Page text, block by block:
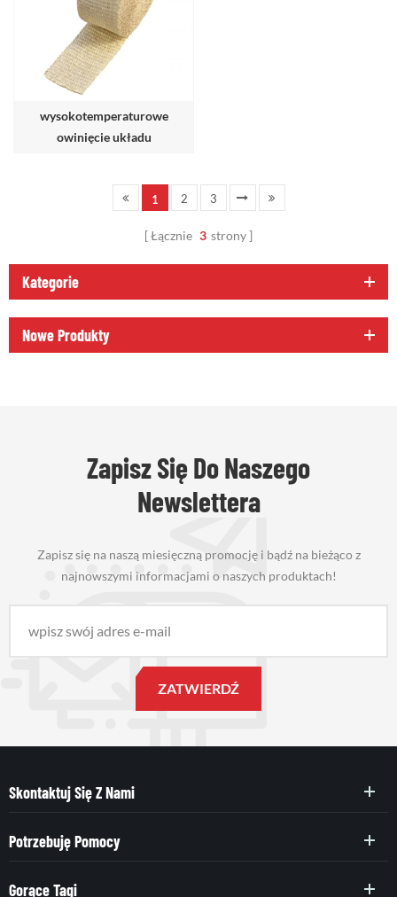
wysokotemperaturowe
owinięcie układu
1 2 3
Łącznie 3 strony
Kategorie
Nowe Produkty
Zapisz Się Do Naszego
Newslettera
Zapisz się na naszą miesięczną promocję i bądź na bieżąco z
najnowszymi informacjami o naszych produktach!
Skontaktuj Się Z Nami
Potrzebuję Pomocy
Gorące Tagi